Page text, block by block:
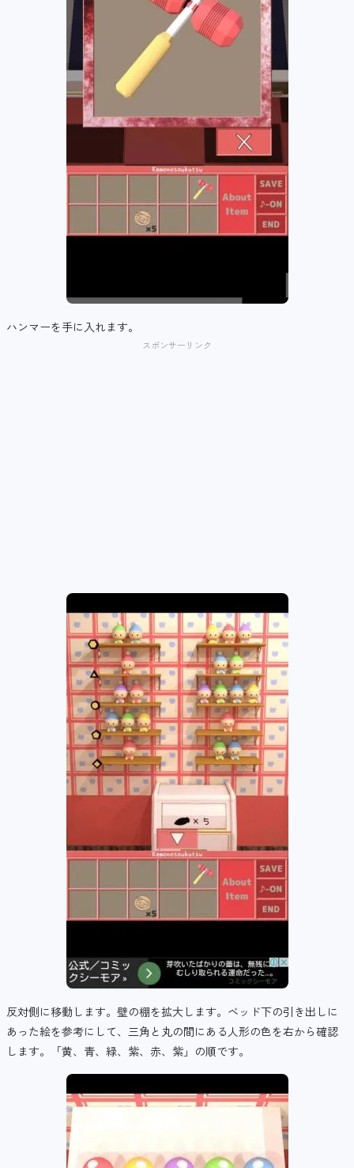
ハンマーを手に入れます。
スポンサーリンク
反対側に移動します。壁の棚を拡大します。ベッド下の引き出しに
あった絵を参考にして、三角と丸の間にある人形の色を右から確認
します。「黄、青、緑、紫、赤、紫」の順です。